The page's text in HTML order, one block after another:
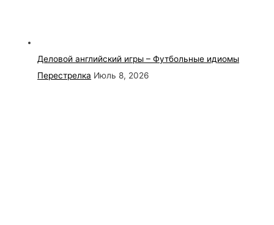
Деловой английский игры – Футбольные идиомы
Перестрелка Июль 8, 2026